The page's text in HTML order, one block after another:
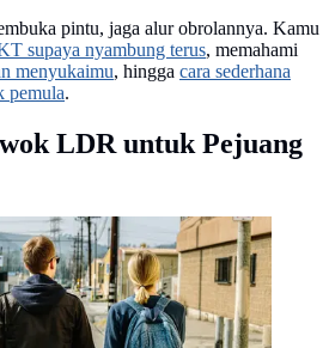
pintu, jaga alur obrolannya. Kamu
supaya nyambung terus, memahami
menyukaimu, hingga cara sederhana
pemula.
LDR untuk Pejuang